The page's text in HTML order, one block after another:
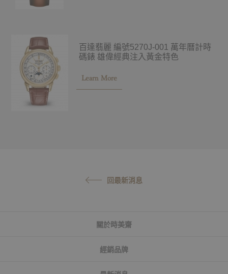
百達翡麗 編號5270J-001 萬年曆計時
碼錶 雄偉經典注入黃金特色
Learn More
回最新消息
關於時美齋
經銷品牌